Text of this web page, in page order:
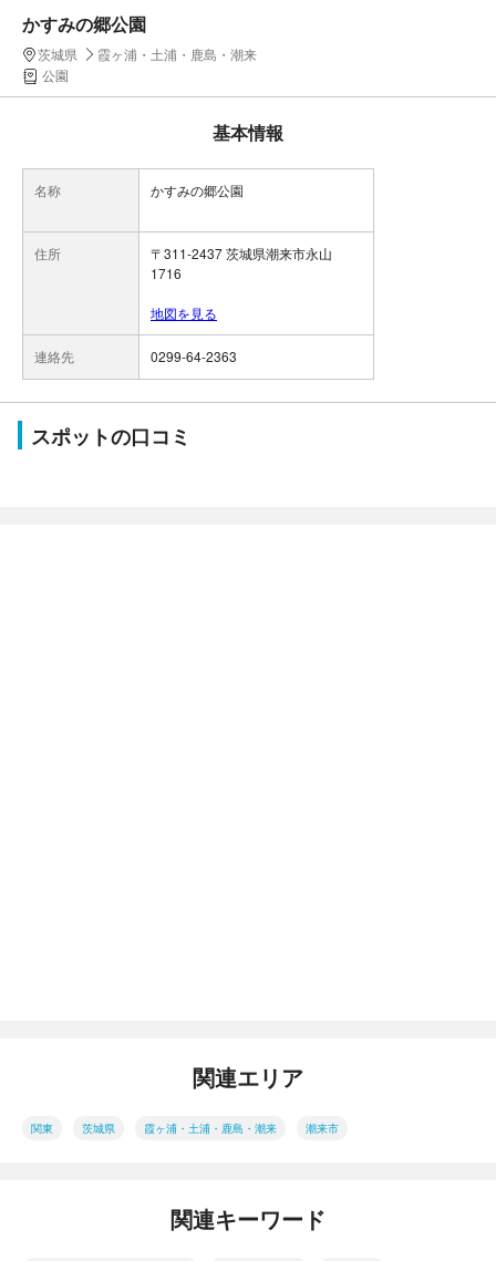
かすみの郷公園
茨城県
霞ヶ浦・土浦・鹿島・潮来
公園
基本情報
名称 かすみの郷公園
住所
〒311-2437 茨城県潮来市永山
1716
地図を見る
連絡先 0299-64-2363
スポットの口コミ
関連エリア
関東 茨城県 霞ヶ浦・土浦・鹿島・潮来 潮来市
関連キーワード